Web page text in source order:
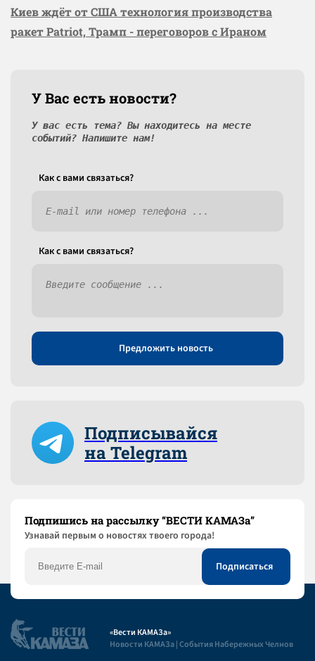
Киев ждёт от США технология производства
ракет Patriot, Трамп - переговоров с Ираном
У Вас есть новости?
У вас есть тема? Вы находитесь на месте
событий? Напишите нам!
Как c вами связаться?
Как c вами связаться?
Предложить новость
Подписывайся
на Telegram
Подпишись на рассылку “ВЕСТИ КАМАЗа”
Узнaвай первым о новостях твоего города!
«Вести КАМАЗа»
Новости КАМАЗа | События Набережных Челнов